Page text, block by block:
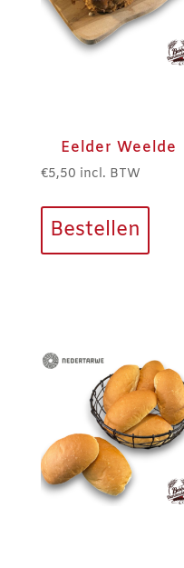
Eelder Weelde
€5,50 incl. BTW
Bestellen